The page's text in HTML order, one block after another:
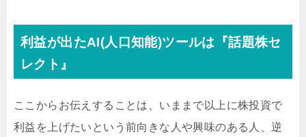
利益が出たAI(人口知能)ツールは『話題株セ
レクト』
ここからお伝えすることは、いままで以上に株投資で
利益を上げたいという前向きな人や興味のある人、逆